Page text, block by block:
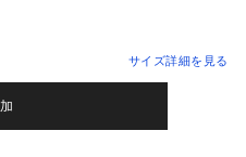
サイズ詳細を見る